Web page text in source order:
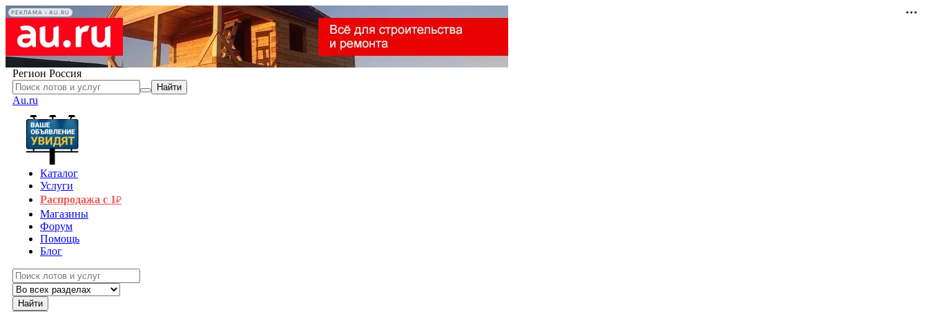
РЕКЛАМА • AU.RU
Регион Россия
Найти
Au.ru
Каталог
Услуги
Распродажа с 1₽
Магазины
Форум
Помощь
Блог
Найти